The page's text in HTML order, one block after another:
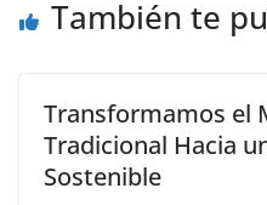
También te
Transformamos el
Tradicional Hacia
Sostenible